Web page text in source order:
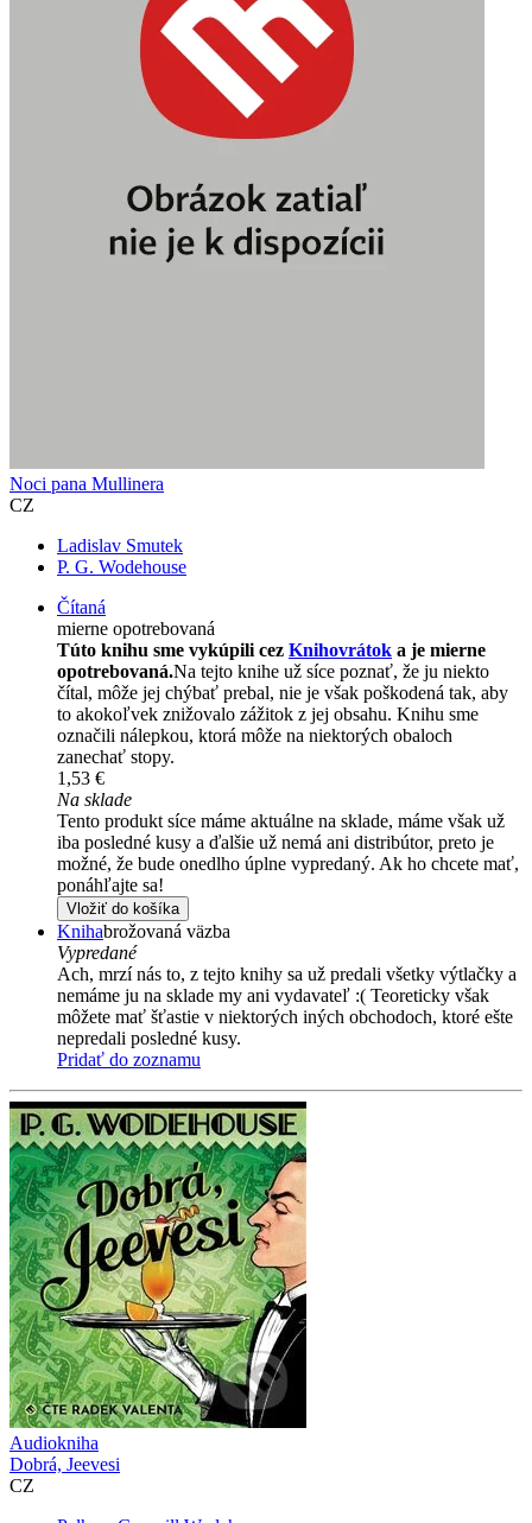
Noci pana Mullinera
CZ
Ladislav Smutek
P. G. Wodehouse
Čítaná
mierne opotrebovaná
Túto knihu sme vykúpili cez Knihovrátok a je mierne
opotrebovaná.Na tejto knihe už síce poznať, že ju niekto
čítal, môže jej chýbať prebal, nie je však poškodená tak, aby
to akokoľvek znižovalo zážitok z jej obsahu. Knihu sme
označili nálepkou, ktorá môže na niektorých obaloch
zanechať stopy.
1,53 €
Na sklade
Tento produkt síce máme aktuálne na sklade, máme však už
iba posledné kusy a ďalšie už nemá ani distribútor, preto je
možné, že bude onedlho úplne vypredaný. Ak ho chcete mať,
ponáhľajte sa!
Vložiť do košíka
Knihabrožovaná väzba
Vypredané
Ach, mrzí nás to, z tejto knihy sa už predali všetky výtlačky a
nemáme ju na sklade my ani vydavateľ :( Teoreticky však
môžete mať šťastie v niektorých iných obchodoch, ktoré ešte
nepredali posledné kusy.
Pridať do zoznamu
Audiokniha
Dobrá, Jeevesi
CZ